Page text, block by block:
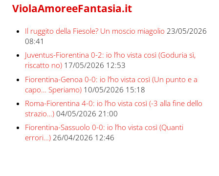
ViolaAmoreeFantasia.it
Il ruggito della Fiesole? Un moscio miagolio 23/05/2026
08:41
Juventus-Fiorentina 0-2: io l’ho vista così (Goduria sì,
riscatto no) 17/05/2026 12:53
Fiorentina-Genoa 0-0: io l’ho vista così (Un punto e a
capo… Speriamo) 10/05/2026 15:18
Roma-Fiorentina 4-0: io l’ho vista così (-3 alla fine dello
strazio…) 04/05/2026 21:00
Fiorentina-Sassuolo 0-0: io l’ho vista così (Quanti
errori…) 26/04/2026 12:46